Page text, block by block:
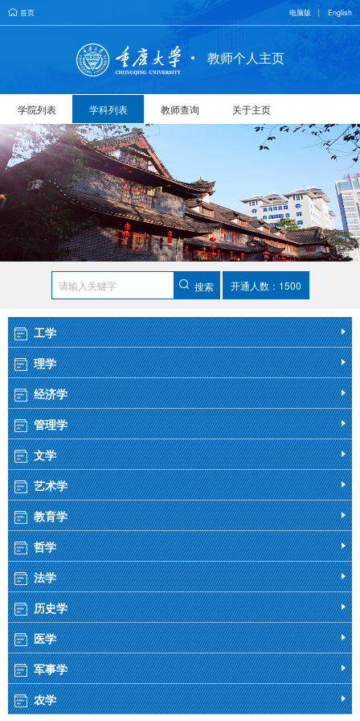
首页 电脑版 English
教师个人主页
学院列表 学科列表 教师查询 关于主页
搜索 开通人数：1500
工学
理学
经济学
管理学
文学
艺术学
教育学
哲学
法学
历史学
医学
军事学
农学